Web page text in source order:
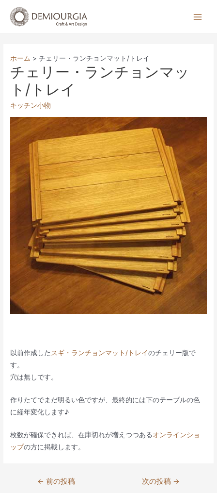
ホーム チェリー・ランチョンマット/トレイ
チェリー・ランチョンマッ
ト/トレイ
キッチン小物
以前作成したスギ・ランチョンマット/トレイのチェリー版で
す。
穴は無しです。
作りたてでまだ明るい色ですが、最終的には下のテーブルの色
に経年変化します♪
枚数が確保できれば、在庫切れが増えつつあるオンラインショ
ップの方に掲載します。
← 前の投稿 次の投稿 →